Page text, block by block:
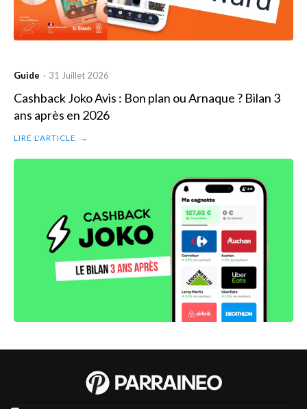
Guide · 31 Juillet 2026
Cashback Joko Avis : Bon plan ou Arnaque ? Bilan 3
ans après en 2026
LIRE L'ARTICLE →